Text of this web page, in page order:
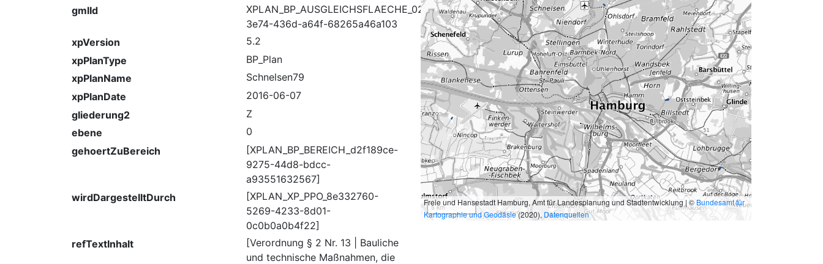
gmlId
XPLAN_BP_AUSGLEICHSFLAECHE_02dad9b9-
3e74-436d-a64f-68265a46a103
xpVersion
5.2
xpPlanType
BP_Plan
xpPlanName
Schnelsen79
xpPlanDate
2016-06-07
gliederung2
Z
ebene
0
gehoertZuBereich
[XPLAN_BP_BEREICH_d2f189ce-
9275-44d8-bdcc-
a93551632567]
wirdDargestelltDurch
[XPLAN_XP_PPO_8e332760-
5269-4233-8d01-
0c0b0a0b4f22]
refTextInhalt
[Verordnung § 2 Nr. 13 | Bauliche
und technische Maßnahmen, die
5 km
Freie und Hansestadt Hamburg, Amt für Landesplanung und Stadtentwicklung | ©Bundesamt für
Kartographie und Geodäsie(2020), Datenquellen